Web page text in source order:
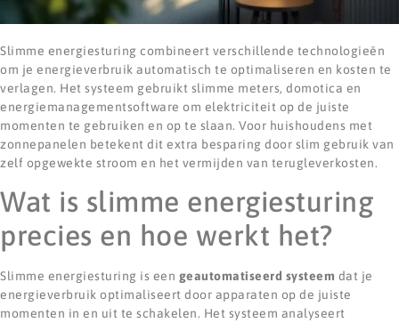
Slimme energiesturing combineert verschillende technologieën
om je energieverbruik automatisch te optimaliseren en kosten te
verlagen. Het systeem gebruikt slimme meters, domotica en
energiemanagementsoftware om elektriciteit op de juiste
momenten te gebruiken en op te slaan. Voor huishoudens met
zonnepanelen betekent dit extra besparing door slim gebruik van
zelf opgewekte stroom en het vermijden van terugleverkosten.
Wat is slimme energiesturing
precies en hoe werkt het?
Slimme energiesturing is een geautomatiseerd systeem dat je
energieverbruik optimaliseert door apparaten op de juiste
momenten in en uit te schakelen. Het systeem analyseert